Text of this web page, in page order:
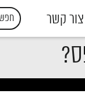
צור קשר